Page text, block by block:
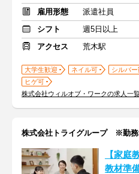
雇用形態
派遣社員
シフト
週5日以上
アクセス
荒木駅
大学生歓迎 ネイル可 シルバー
ヒゲ可
株式会社ウィルオブ・ワークの求人一
株式会社トライグループ ※勤務
【家庭
教材準